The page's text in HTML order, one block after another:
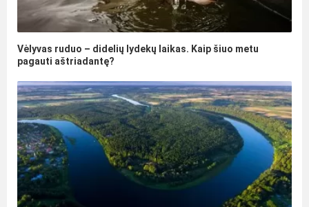
Vėlyvas ruduo – didelių lydekų laikas. Kaip šiuo metu
pagauti aštriadantę?